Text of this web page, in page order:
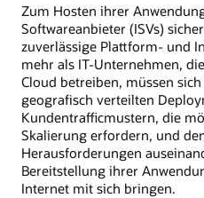
Zum Hosten ihrer
Softwareanbieter (ISVs)
zuverlässige Plattform- und
mehr als IT-Unternehmen,
Cloud betreiben, müssen
geografisch verteilten
Kundentrafficmustern, die
Skalierung erfordern, und
Herausforderungen
Bereitstellung ihrer
Internet mit sich bringen.